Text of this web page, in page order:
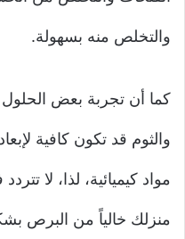
والتخلص منه بسهولة.
كما أن تجربة بعض
والثوم قد تكون كافية
مواد كيميائية، لذا، لا
منزلك خالياً من البرص